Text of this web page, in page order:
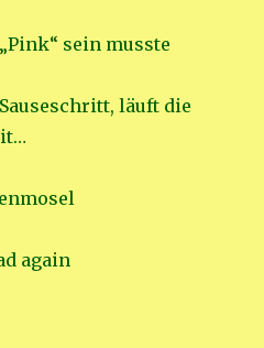
sein musste
läuft die
again